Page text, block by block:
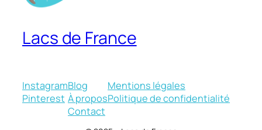
Lacs de France
Instagram
Pinterest
Blog
À propos
Contact
Mentions légales
Politique de confidentialité